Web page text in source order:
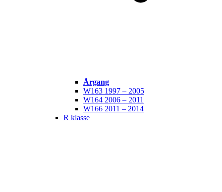
Årgang
W163 1997 – 2005
W164 2006 – 2011
W166 2011 – 2014
R klasse